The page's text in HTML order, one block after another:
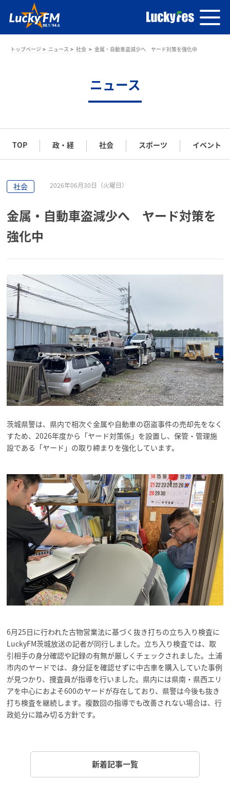
トップページ ニュース 社会 金属・自動車盗減少へ ヤード対策を強化中
ニュース
TOP 政・経 社会 スポーツ イベント
社会 2026年06月30日（火曜日）
金属・自動車盗減少へ ヤード対策を
強化中
茨城県警は、県内で相次ぐ金属や自動車の窃盗事件の売却先をなく
すため、2026年度から「ヤード対策係」を設置し、保管・管理施
設である「ヤード」の取り締まりを強化しています。
6月25日に行われた古物営業法に基づく抜き打ちの立ち入り検査に
LuckyFM茨城放送の記者が同行しました。立ち入り検査では、取
引相手の身分確認や記録の有無が厳しくチェックされました。土浦
市内のヤードでは、身分証を確認せずに中古車を購入していた事例
が見つかり、捜査員が指導を行いました。県内には県南・県西エリ
アを中心におよそ600のヤードが存在しており、県警は今後も抜き
打ち検査を継続します。複数回の指導でも改善されない場合は、行
政処分に踏み切る方針です。
新着記事一覧